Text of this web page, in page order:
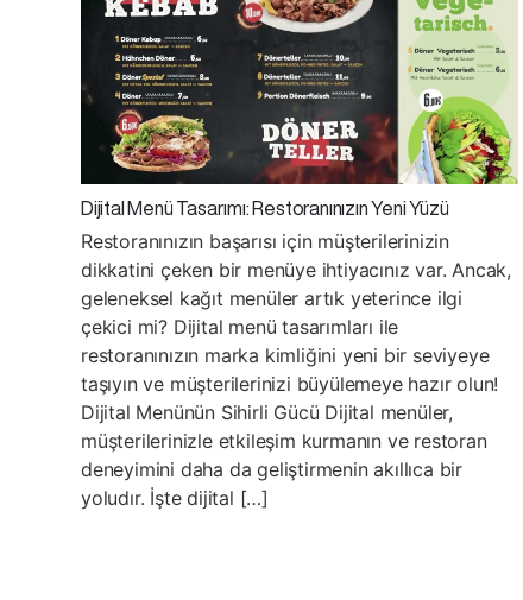
Dijital Menü Tasarımı: Restoranınızın Yeni Yüzü
Restoranınızın başarısı için müşterilerinizin
dikkatini çeken bir menüye ihtiyacınız var. Ancak,
geleneksel kağıt menüler artık yeterince ilgi
çekici mi? Dijital menü tasarımları ile
restoranınızın marka kimliğini yeni bir seviyeye
taşıyın ve müşterilerinizi büyülemeye hazır olun!
Dijital Menünün Sihirli Gücü Dijital menüler,
müşterilerinizle etkileşim kurmanın ve restoran
deneyimini daha da geliştirmenin akıllıca bir
yoludır. İşte dijital […]